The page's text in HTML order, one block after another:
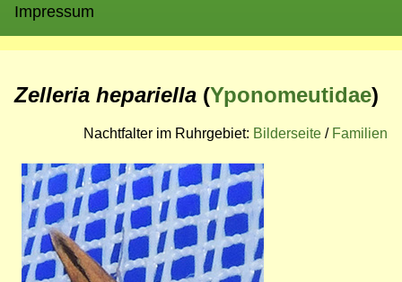
Impressum
Zelleria hepariella (Yponomeutidae)
Nachtfalter im Ruhrgebiet: Bilderseite / Familien
Bild